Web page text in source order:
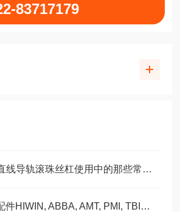
83717179
干货分享：THK直线导轨滚珠丝杠使用中的那些常见故障与解决技巧
机床自动化轴承配件HIWIN, ABBA, AMT, PMI, TBI滑块导轨丝杠